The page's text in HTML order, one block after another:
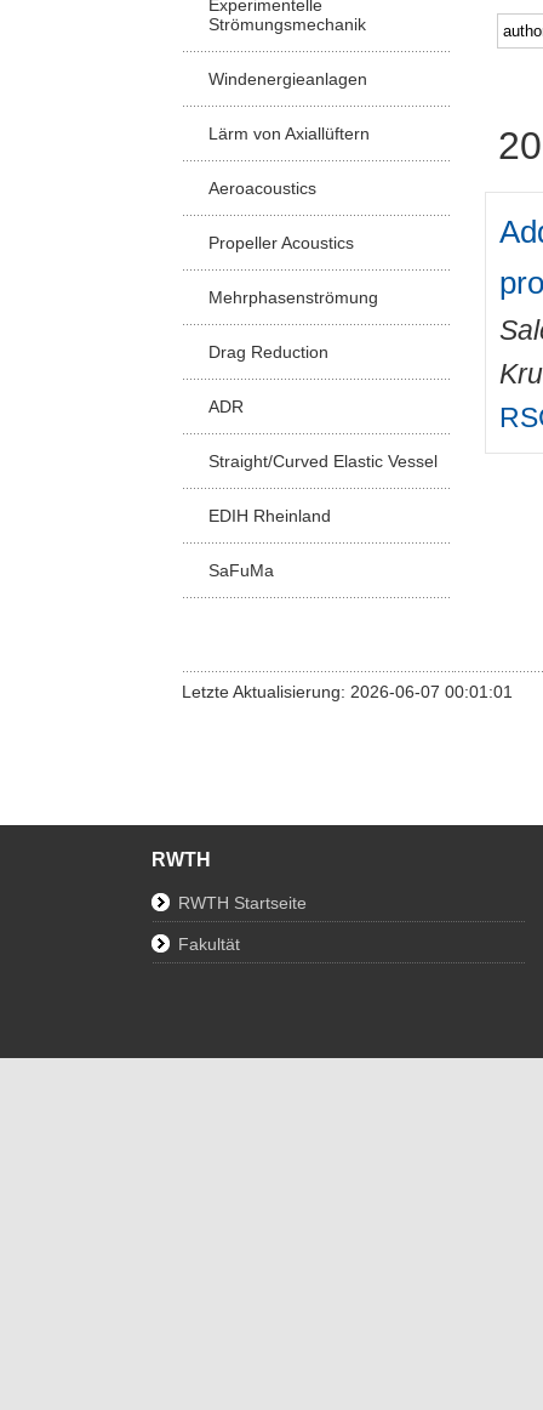
Experimentelle
Strömungsmechanik
Windenergieanlagen
Lärm von Axiallüftern
Aeroacoustics
Propeller Acoustics
Mehrphasenströmung
Drag Reduction
ADR
Straight/Curved Elastic Vessel
EDIH Rheinland
SaFuMa
Letzte Aktualisierung: 2026-06-07 00:01:01
RWTH
RWTH Startseite
Fakultät